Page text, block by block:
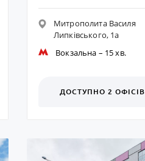
​Митрополита Василя
Липківського, 1а
Вокзальна – 15 хв.
ДОСТУПНО 2 ОФІСІВ